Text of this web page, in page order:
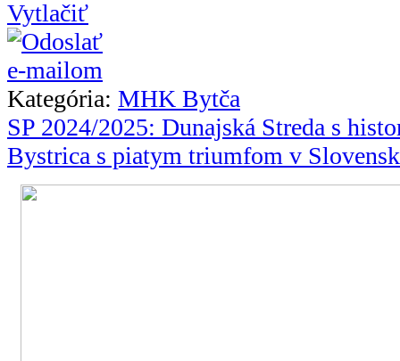
Kategória: MHK Bytča
SP 2024/2025: Dunajská Streda s
Bystrica s piatym triumfom v